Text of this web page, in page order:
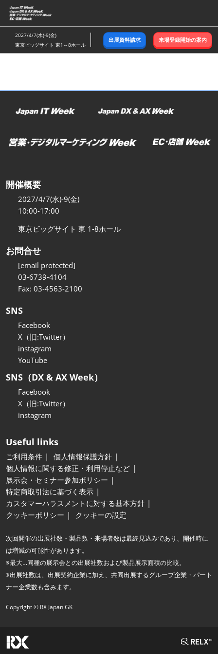
ス
キ
ッ
し
む
2027/4/7(水)-9(金)
東京ビッグサイト 東1～8ホール
出展資料請求 来場登録開始の案内
開催概要
2027/4/7(水)-9(金)
10:00-17:00
東京ビッグサイト 東 1-8ホール
お問合せ
[email protected]
03-6739-4104
Fax: 03-4563-2100
SNS
Facebook
X（旧:Twitter）
instagram
YouTube
SNS（DX & AX Week）
Facebook
X（旧:Twitter）
instagram
Useful links
ご利用条件
個人情報保護方針
個人情報に関する修正・利用停止など
展示会・セミナー参加ポリシー
特定商取引法に基づく表示
カスタマーハラスメントに対する基本方針
クッキーポリシー
クッキーの設定
次回開催の出展社数・製品数・来場者数は最終見込みであり、開催時に
は増減の可能性があります。
※最大…同種の展示会との出展社数および製品展示面積の比較。
※出展社数は、出展契約企業に加え、共同出展するグループ企業・パート
ナー企業数も含みます。
Copyright © RX Japan GK